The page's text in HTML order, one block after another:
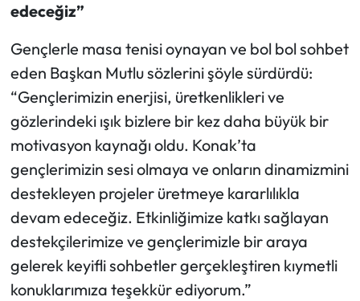
edeceğiz”
Gençlerle masa tenisi oynayan ve bol bol sohbet
eden Başkan Mutlu sözlerini şöyle sürdürdü:
“Gençlerimizin enerjisi, üretkenlikleri ve
gözlerindeki ışık bizlere bir kez daha büyük bir
motivasyon kaynağı oldu. Konak’ta
gençlerimizin sesi olmaya ve onların dinamizmini
destekleyen projeler üretmeye kararlılıkla
devam edeceğiz. Etkinliğimize katkı sağlayan
destekçilerimize ve gençlerimizle bir araya
gelerek keyifli sohbetler gerçekleştiren kıymetli
konuklarımıza teşekkür ediyorum.”